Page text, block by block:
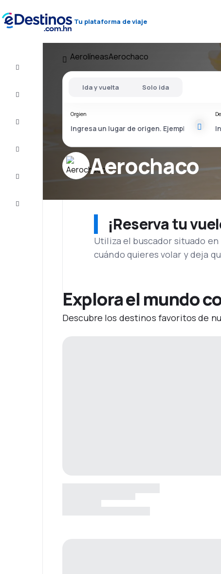
Tu plataforma de viaje
Atención
AerolíneasAerochaco
Aerochaco
Ida y vuelta Solo ida
Orgien
¡Reserva tu
Utiliza el buscador situado
cuándo quieres volar y deja
Explora el mundo
Descubre los destinos favoritos de